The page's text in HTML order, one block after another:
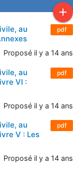
add
pdf
au
Proposé il y a 14 ans
pdf
au
VI :
Proposé il y a 14 ans
pdf
au
V : Les
Proposé il y a 14 ans